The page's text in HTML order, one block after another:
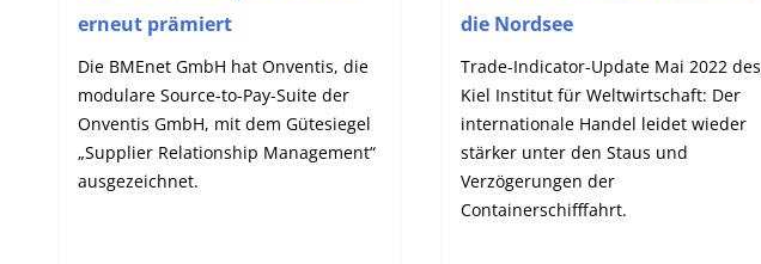
erneut prämiert
Die BMEnet GmbH hat Onventis, die
modulare Source-to-Pay-Suite der
Onventis GmbH, mit dem Gütesiegel
„Supplier Relationship Management“
ausgezeichnet.
die Nordsee
Trade-Indicator-Update Mai 2022 des
Kiel Institut für Weltwirtschaft: Der
internationale Handel leidet wieder
stärker unter den Staus und
Verzögerungen der
Containerschifffahrt.